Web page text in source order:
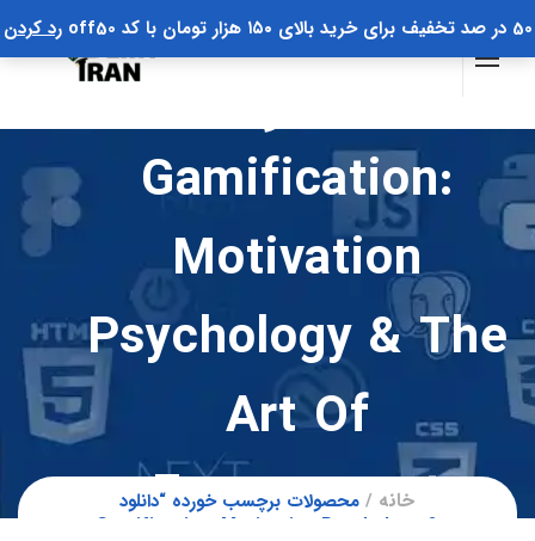
50 در صد تخفیف برای خرید بالای ۱۵۰ هزار تومان با کد off50 رد کردن
Gamification:
Motivation
Psychology & The
Art Of
Engagement
خانه
محصولات برچسب خورده “دانلود
Gamification: Motivation Psychology &